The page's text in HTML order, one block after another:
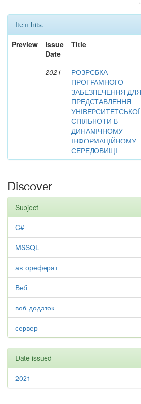
Item hits:
Preview
Issue
Date
Title
2021
РОЗРОБКА
ПРОГРАМНОГО
ЗАБЕЗПЕЧЕННЯ ДЛЯ
ПРЕДСТАВЛЕННЯ
УНІВЕРСИТЕТСЬКОЇ
СПІЛЬНОТИ В
ДИНАМІЧНОМУ
ІНФОРМАЦІЙНОМУ
СЕРЕДОВИЩІ
Discover
Subject
C#
MSSQL
автореферат
Веб
веб-додаток
сервер
Date issued
2021